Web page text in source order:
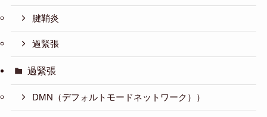
腱鞘炎
過緊張
過緊張
DMN（デフォルトモードネットワーク））